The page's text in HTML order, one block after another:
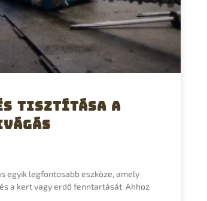
tisztítása a
egyik legfontosabb eszköze, amely
a kert vagy erdő fenntartását. Ahhoz